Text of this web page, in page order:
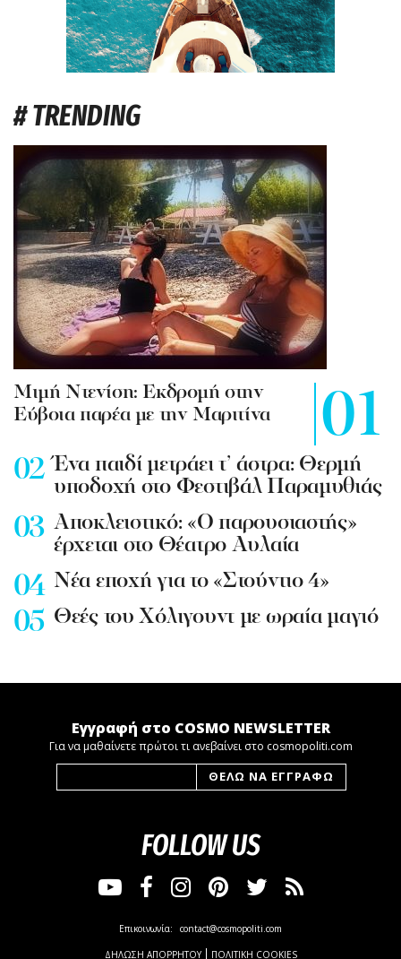
# TRENDING
Mιμή Ντενίση: Εκδρομή στην
Εύβοια παρέα με την Μαριτίνα
Ένα παιδί μετράει τ’ άστρα: Θερμή
υποδοχή στο Φεστιβάλ Παραμυθιάς
Aποκλειστικό: «Ο παρουσιαστής»
έρχεται στο Θέατρο Αυλαία
Nέα εποχή για το «Στούντιο 4»
Θεές του Χόλιγουντ με ωραία μαγιό
Εγγραφή στο COSMO NEWSLETTER
Για να μαθαίνετε πρώτοι τι ανεβαίνει στο cosmopoliti.com
FOLLOW US
Επικοινωνία: contact@cosmopoliti.com
ΔΗΛΩΣΗ ΑΠΟΡΡΗΤΟΥ ΠΟΛΙΤΙΚΗ COOKIES